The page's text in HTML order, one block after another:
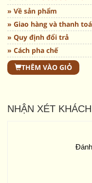
» Về sản phẩm
» Giao hàng và thanh
» Quy định đổi trả
» Cách pha chế
THÊM VÀO GIỎ
NHẬN XÉT